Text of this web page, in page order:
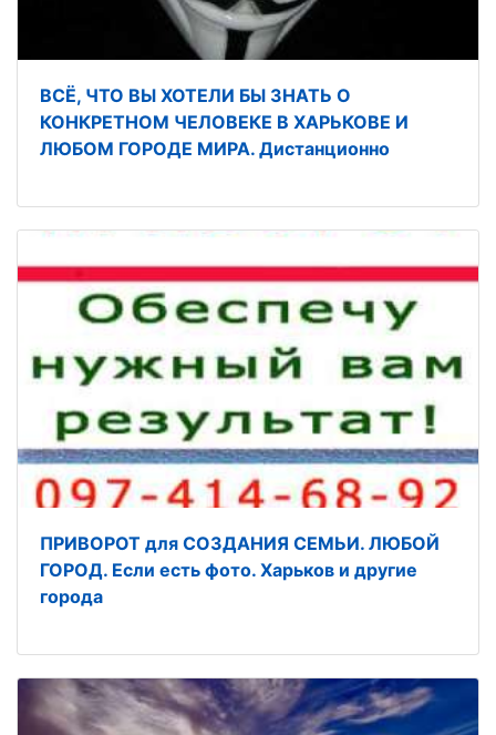
ВСЁ, ЧТО ВЫ ХОТЕЛИ БЫ ЗНАТЬ О
КОНКРЕТНОМ ЧЕЛОВЕКЕ В ХАРЬКОВЕ И
ЛЮБОМ ГОРОДЕ МИРА. Дистанционно
ПРИВОРОТ для СОЗДАНИЯ СЕМЬИ. ЛЮБОЙ
ГОРОД. Если есть фото. Харьков и другие
города